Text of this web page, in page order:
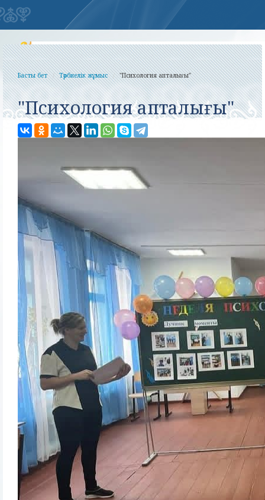
Басты бет Тәрбиелік жұмыс "Психология апталығы"
"Психология апталығы"